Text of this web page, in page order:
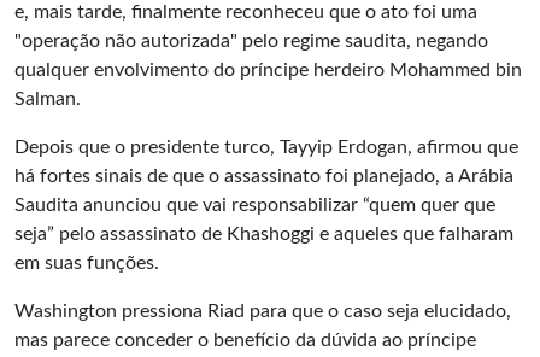
e, mais tarde, finalmente reconheceu que o ato foi uma
"operação não autorizada" pelo regime saudita, negando
qualquer envolvimento do príncipe herdeiro Mohammed bin
Salman.
Depois que o presidente turco, Tayyip Erdogan, afirmou que
há fortes sinais de que o assassinato foi planejado, a Arábia
Saudita anunciou que vai responsabilizar “quem quer que
seja” pelo assassinato de Khashoggi e aqueles que falharam
em suas funções.
Washington pressiona Riad para que o caso seja elucidado,
mas parece conceder o benefício da dúvida ao príncipe